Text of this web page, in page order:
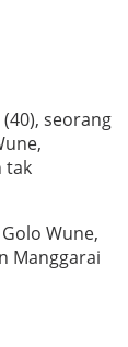
seorang
tak
Wune,
Manggarai